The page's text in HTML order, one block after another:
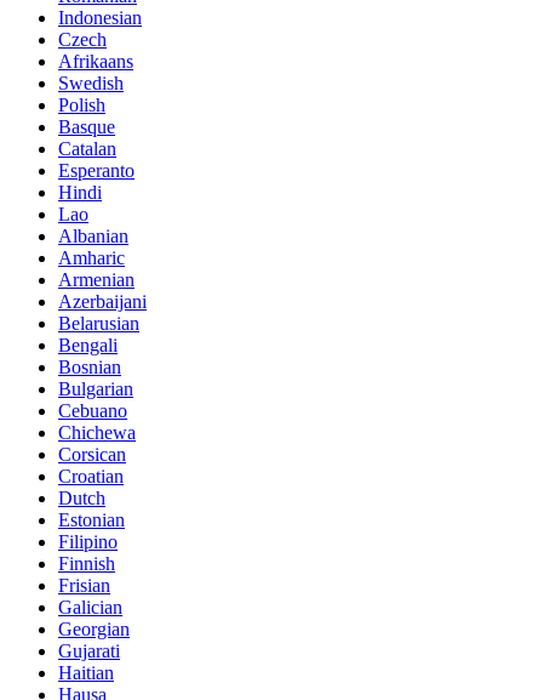
Indonesian
Czech
Afrikaans
Swedish
Polish
Basque
Catalan
Esperanto
Hindi
Lao
Albanian
Amharic
Armenian
Azerbaijani
Belarusian
Bengali
Bosnian
Bulgarian
Cebuano
Chichewa
Corsican
Croatian
Dutch
Estonian
Filipino
Finnish
Frisian
Galician
Georgian
Gujarati
Haitian
Hausa